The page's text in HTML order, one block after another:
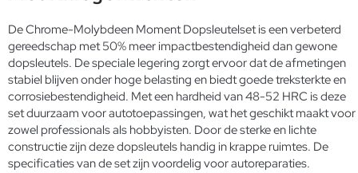
De Chrome-Molybdeen Moment Dopsleutelset is een verbeterd
gereedschap met 50% meer impactbestendigheid dan gewone
dopsleutels. De speciale legering zorgt ervoor dat de afmetingen
stabiel blijven onder hoge belasting en biedt goede treksterkte en
corrosiebestendigheid. Met een hardheid van 48-52 HRC is deze
set duurzaam voor autotoepassingen, wat het geschikt maakt voor
zowel professionals als hobbyisten. Door de sterke en lichte
constructie zijn deze dopsleutels handig in krappe ruimtes. De
specificaties van de set zijn voordelig voor autoreparaties.